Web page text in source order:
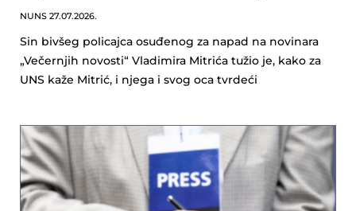
NUNS 27.07.2026.
Sin bivšeg policajca osuđenog za napad na novinara
„Večernjih novosti“ Vladimira Mitrića tužio je, kako za
UNS kaže Mitrić, i njega i svog oca tvrdeći